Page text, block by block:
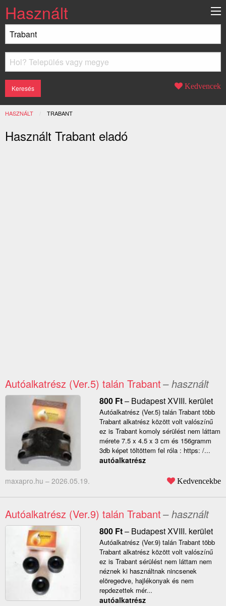
Használt
Kedvencek
HASZNÁLT JELENLEGI:
TRABANT
Használt Trabant eladó
Autóalkatrész (Ver.5) talán Trabant– használt
800 Ft– Budapest XVIII. kerület
Autóalkatrész (Ver.5) talán Trabant több
Trabant alkatrész között volt valószínű
ez is Trabant komoly sérülést nem láttam
mérete 7.5 x 4.5 x 3 cm és 156gramm
3db képet töltöttem fel róla : https: /...
autóalkatrész
maxapro.hu – 2026.05.19. Kedvencekbe
Autóalkatrész (Ver.9) talán Trabant– használt
800 Ft– Budapest XVIII. kerület
Autóalkatrész (Ver.9) talán Trabant több
Trabant alkatrész között volt valószínű
ez is Trabant sérülést nem láttam nem
néznek ki használtnak nincsenek
elöregedve, hajlékonyak és nem
repdezettek mér...
autóalkatrész